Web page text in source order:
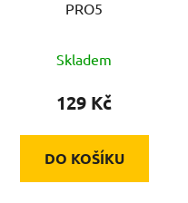
PRO5
Skladem
129 Kč
DO KOŠÍKU